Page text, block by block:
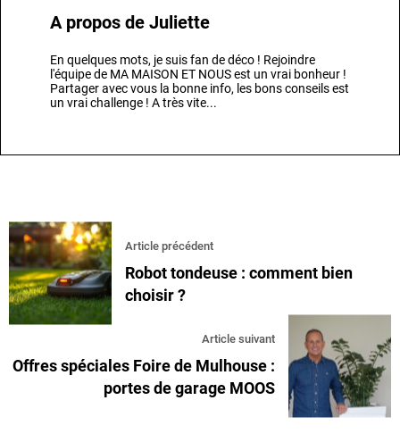
A propos de Juliette
En quelques mots, je suis fan de déco ! Rejoindre
l'équipe de MA MAISON ET NOUS est un vrai bonheur !
Partager avec vous la bonne info, les bons conseils est
un vrai challenge ! A très vite...
Article précédent
Robot tondeuse : comment bien
choisir ?
Article suivant
Offres spéciales Foire de Mulhouse :
portes de garage MOOS